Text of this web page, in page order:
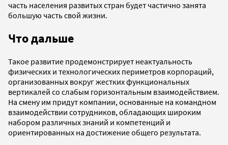
часть населения развитых стран будет частично занята
большую часть свой жизни.
Что дальше
Такое развитие продемонстрирует неактуальность
физических и технологических периметров корпораций,
организованных вокруг жестких функциональных
вертикалей со слабым горизонтальным взаимодействием.
На смену им придут компании, основанные на командном
взаимодействии сотрудников, обладающих широким
набором различных знаний и компетенций и
ориентированных на достижение общего результата.